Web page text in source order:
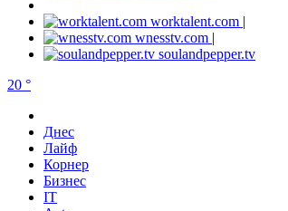
worktalent.com |
wnesstv.com |
soulandpepper.tv
20 °
Днес
Лайф
Корнер
Бизнес
IT